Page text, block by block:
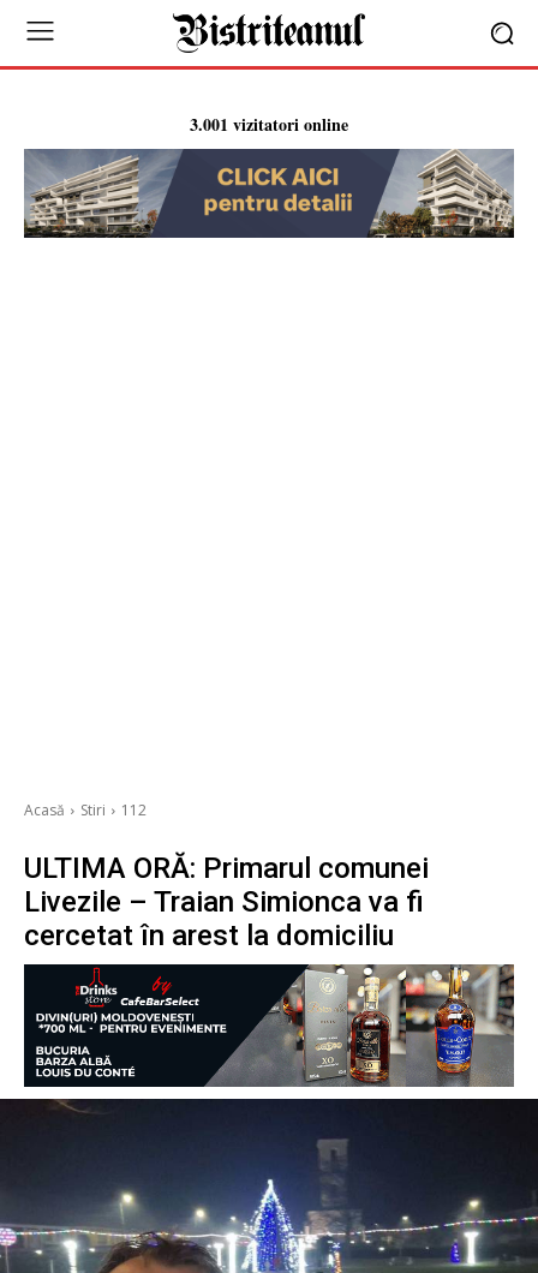
3.001 vizitatori online
Acasă Stiri 112
ULTIMA ORĂ: Primarul comunei
Livezile – Traian Simionca va fi
cercetat în arest la domiciliu